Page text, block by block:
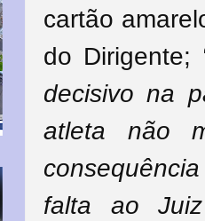
cartão
do Dirigente;
decisivo na
atleta não
falta ao